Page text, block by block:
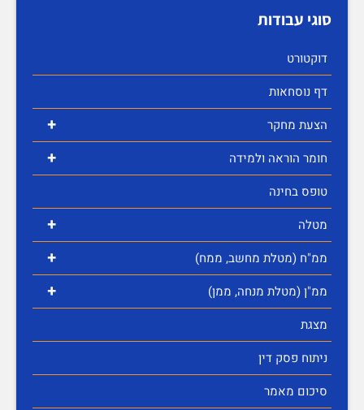
סוגי עבודות
דוקטורט
דף נוסחאות
+ הצעת מחקר
+
חומר הוראה ולמידה
טופס בחינה
+ מטלה
+ ממ"ח (מטלת מחשב, ממח)
+
ממ"ן (מטלת מנחה, ממן)
מצגת
ניתוח פסק דין
סיכום מאמר